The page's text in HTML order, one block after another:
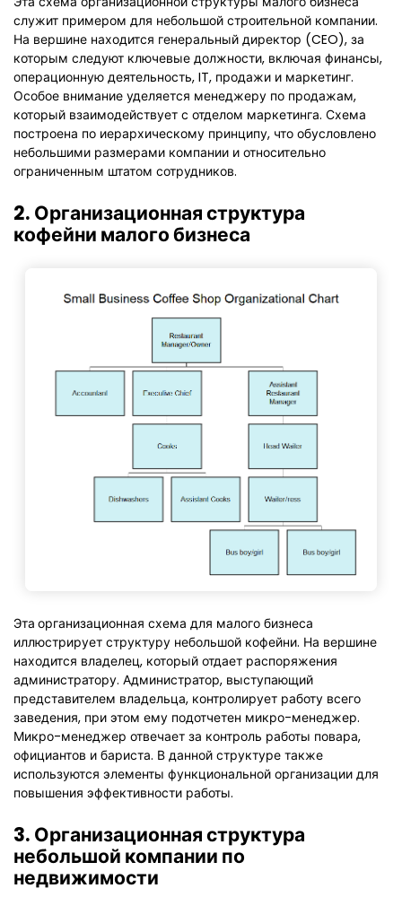
служит примером для небольшой строительной компании.
На вершине находится генеральный директор (CEO), за
которым следуют ключевые должности, включая финансы,
операционную деятельность, IT, продажи и маркетинг.
Особое внимание уделяется менеджеру по продажам,
который взаимодействует с отделом маркетинга. Схема
построена по иерархическому принципу, что обусловлено
небольшими размерами компании и относительно
ограниченным штатом сотрудников.
2. Организационная структура
кофейни малого бизнеса
Эта организационная схема для малого бизнеса
иллюстрирует структуру небольшой кофейни. На вершине
находится владелец, который отдает распоряжения
администратору. Администратор, выступающий
представителем владельца, контролирует работу всего
заведения, при этом ему подотчетен микро-менеджер.
Микро-менеджер отвечает за контроль работы повара,
официантов и бариста. В данной структуре также
используются элементы функциональной организации для
повышения эффективности работы.
3. Организационная структура
небольшой компании по
недвижимости